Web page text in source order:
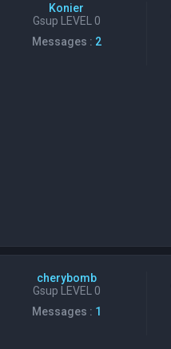
Konier
Gsup LEVEL 0
Messages : 2
cherybomb
Gsup LEVEL 0
Messages : 1